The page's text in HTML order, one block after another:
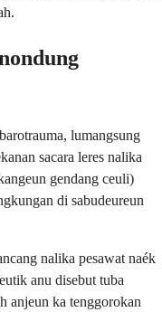
lumangsung
sacara leres nalika
gendang ceuli)
di sabudeureun
nalika pesawat naék
anu disebut tuba
anjeun ka tenggorokan